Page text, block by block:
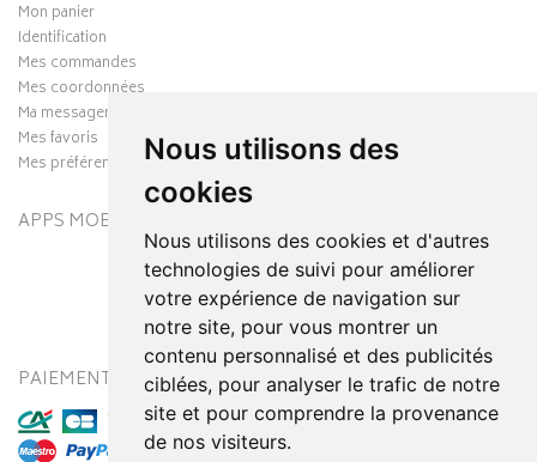
Nous utilisons des
cookies
Nous utilisons des cookies et d'autres
technologies de suivi pour améliorer
votre expérience de navigation sur
notre site, pour vous montrer un
contenu personnalisé et des publicités
ciblées, pour analyser le trafic de notre
site et pour comprendre la provenance
de nos visiteurs.
Mon panier
Identification
Mes commandes
Mes coordonnées
Ma messagerie
Mes favoris
Mes préférences Cookies
APPS MOBILES
PAIEMENT SÉCURISÉ MODES DE LIVRAISON